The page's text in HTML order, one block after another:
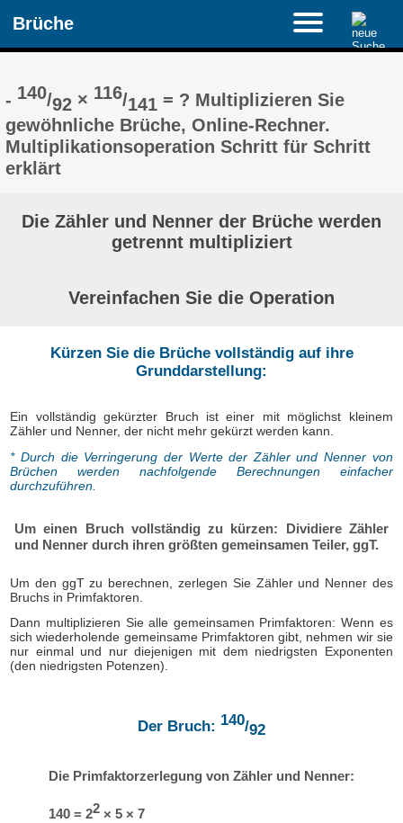
Brüche
- 140/92 × 116/141 = ? Multiplizieren Sie
gewöhnliche Brüche, Online-Rechner.
Multiplikationsoperation Schritt für Schritt
erklärt
Die Zähler und Nenner der Brüche werden
getrennt multipliziert
Vereinfachen Sie die Operation
Kürzen Sie die Brüche vollständig auf ihre
Grunddarstellung:
Ein vollständig gekürzter Bruch ist einer mit möglichst kleinem
Zähler und Nenner, der nicht mehr gekürzt werden kann.
* Durch die Verringerung der Werte der Zähler und Nenner von
Brüchen werden nachfolgende Berechnungen einfacher
durchzuführen.
Um einen Bruch vollständig zu kürzen: Dividiere Zähler
und Nenner durch ihren größten gemeinsamen Teiler, ggT.
Um den ggT zu berechnen, zerlegen Sie Zähler und Nenner des
Bruchs in Primfaktoren.
Dann multiplizieren Sie alle gemeinsamen Primfaktoren: Wenn es
sich wiederholende gemeinsame Primfaktoren gibt, nehmen wir sie
nur einmal und nur diejenigen mit dem niedrigsten Exponenten
(den niedrigsten Potenzen).
Der Bruch: 140/92
Die Primfaktorzerlegung von Zähler und Nenner:
140 = 22 × 5 × 7